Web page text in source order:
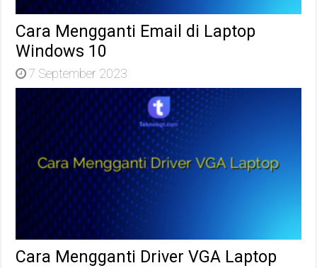
Cara Mengganti Email di Laptop
Windows 10
7 September 2023
Cara Mengganti Driver VGA Laptop